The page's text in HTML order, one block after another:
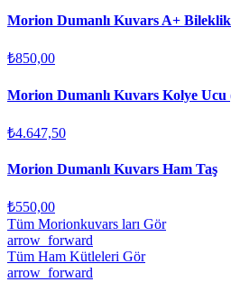
Morion Dumanlı Kuvars A+ Bileklik
₺850,00
Morion Dumanlı Kuvars Kolye Ucu
₺4.647,50
Morion Dumanlı Kuvars Ham Taş
₺550,00
Tüm Morionkuvars ları Gör
arrow_forward
Tüm Ham Kütleleri Gör
arrow_forward